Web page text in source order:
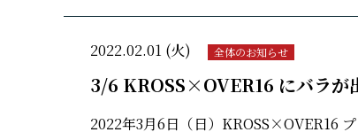
2022.02.01 (火) 全体のお知らせ
3/6 KROSS×OVER16 にバラが
2022年3月6日（日）KROSS×OVER16